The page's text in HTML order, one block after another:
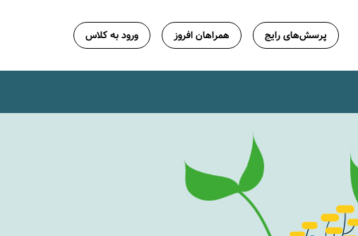
پرسش‌های رایج همراهان افروز ورود به کلاس